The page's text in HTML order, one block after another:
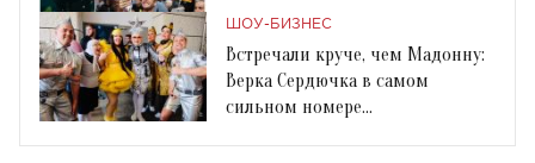
ШОУ-БИЗНЕС
Встречали круче, чем Мадонну:
Верка Сердючка в самом
сильном номере